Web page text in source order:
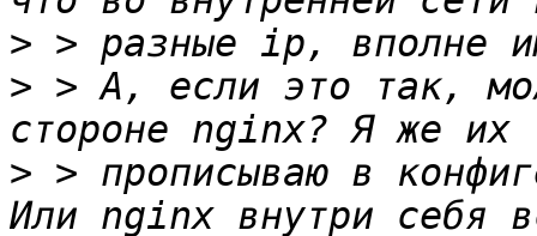
>
> > А, если это так,
> > прописываю в